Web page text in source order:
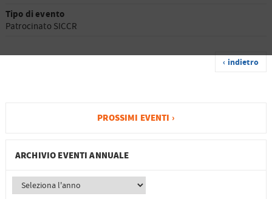
Tipo di evento
Patrocinato SICCR
‹ indietro
PROSSIMI EVENTI ›
ARCHIVIO EVENTI ANNUALE